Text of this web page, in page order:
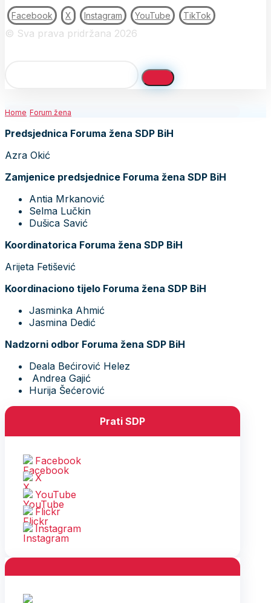
Facebook X Instagram YouTube TikTok
© Sva prava pridržana 2026
Home Forum žena
Predsjednica Foruma žena SDP BiH
Azra Okić
Zamjenice predsjednice Foruma žena SDP BiH
Antia Mrkanović
Selma Lučkin
Dušica Savić
Koordinatorica Foruma žena SDP BiH
Arijeta Fetišević
Koordinaciono tijelo Foruma žena SDP BiH
Jasminka Ahmić
Jasmina Dedić
Nadzorni odbor Foruma žena SDP BiH
Deala Bećirović Helez
Andrea Gajić
Hurija Šećerović
Prati SDP
Facebook
X
YouTube
Flickr
Instagram